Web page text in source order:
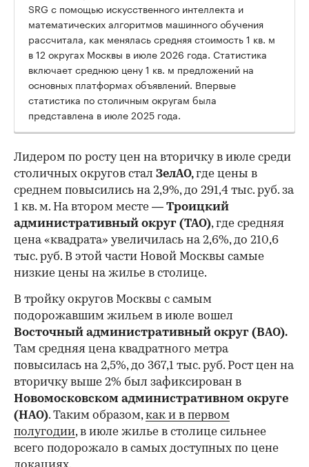
SRG с помощью искусственного интеллекта и
математических алгоритмов машинного обучения
рассчитала, как менялась средняя стоимость 1 кв. м
в 12 округах Москвы в июле 2026 года. Статистика
включает среднюю цену 1 кв. м предложений на
основных платформах объявлений. Впервые
статистика по столичным округам была
представлена в июле 2025 года.
Лидером по росту цен на вторичку в июле среди
столичных округов стал ЗелАО,где цены в
среднем повысились на 2,9%, до 291,4 тыс. руб. за
1 кв. м. На втором месте — Троицкий
административный округ (ТАО), где средняя
цена «квадрата» увеличилась на 2,6%, до 210,6
тыс. руб. В этой части Новой Москвы самые
низкие цены на жилье в столице.
В тройку округов Москвы с самым
подорожавшим жильем в июле вошел
Восточный административный округ (ВАО).
Там средняя цена квадратного метра
повысилась на 2,5%, до 367,1 тыс. руб. Рост цен на
вторичку выше 2% был зафиксирован в
Новомосковском административном округе
(НАО). Таким образом,как и в первом
полугодии, в июле жилье в столице сильнее
всего подорожало в самых доступных по цене